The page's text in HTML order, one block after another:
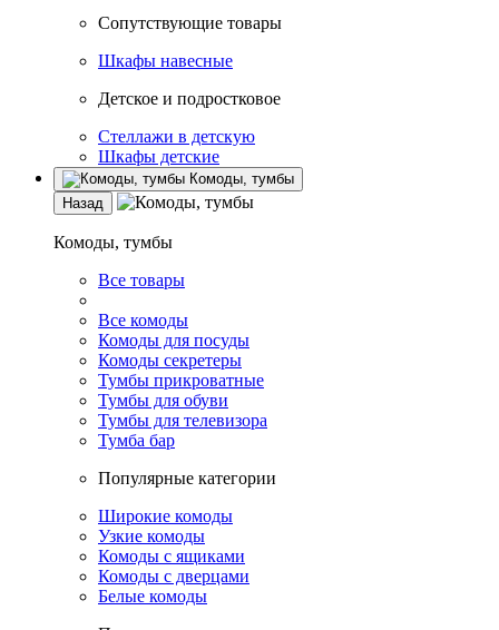
Сопутствующие товары
Шкафы навесные
Детское и подростковое
Стеллажи в детскую
Шкафы детские
Комоды, тумбы
Назад
Комоды, тумбы
Все товары
Все комоды
Комоды для посуды
Комоды секретеры
Тумбы прикроватные
Тумбы для обуви
Тумбы для телевизора
Тумба бар
Популярные категории
Широкие комоды
Узкие комоды
Комоды с ящиками
Комоды с дверцами
Белые комоды